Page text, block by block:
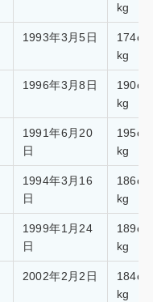
kg
1993年3月5日
kg
1996年3月8日
kg
1991年6月20
日
kg
1994年3月16
日
kg
1999年1月24
日
kg
2002年2月2日
kg